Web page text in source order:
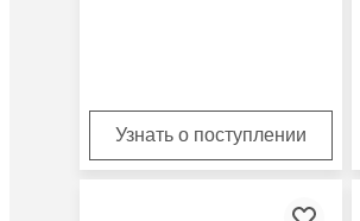
Узнать о поступлении